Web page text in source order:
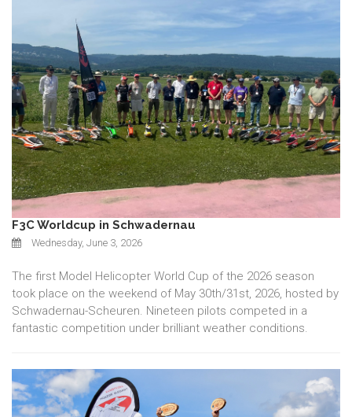
F3C Worldcup in Schwadernau
Wednesday, June 3, 2026
The first Model Helicopter World Cup of the 2026 season
took place on the weekend of May 30th/31st, 2026, hosted by
Schwadernau-Scheuren. Nineteen pilots competed in a
fantastic competition under brilliant weather conditions.